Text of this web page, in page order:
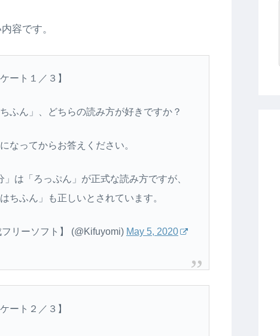
容です。
ート１／３】
ふん」、どちらの読み方が好きですか？
なってからお答えください。
は「ろっぷん」が正式な読み方ですが、
ちふん」も正しいとされています。
リーソフト】 (@Kifuyomi) May 5, 2020
ート２／３】